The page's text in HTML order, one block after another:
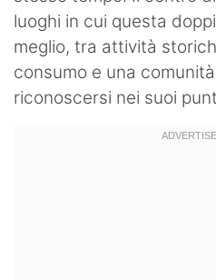
luoghi in cui questa
meglio, tra attività
consumo e una
riconoscersi nei suoi